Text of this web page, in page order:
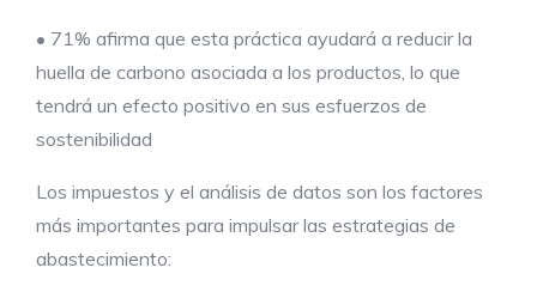
• 71% afirma que esta práctica ayudará a reducir la
huella de carbono asociada a los productos, lo que
tendrá un efecto positivo en sus esfuerzos de
sostenibilidad
Los impuestos y el análisis de datos son los factores
más importantes para impulsar las estrategias de
abastecimiento: